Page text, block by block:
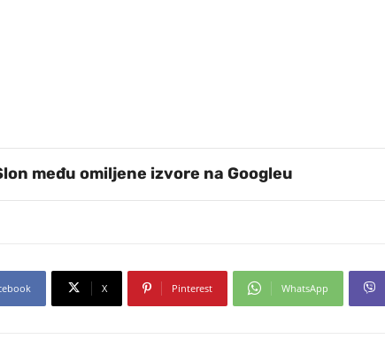
među omiljene izvore na Googleu
X Pinterest WhatsApp